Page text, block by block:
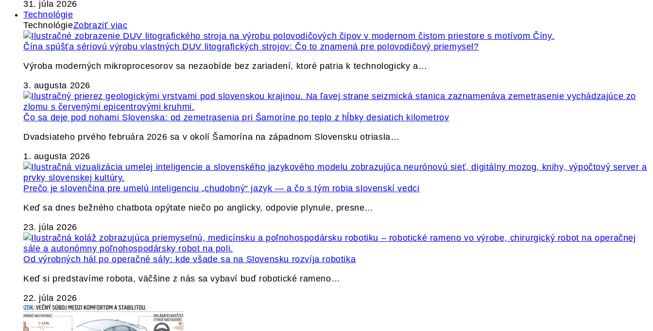
31. júla 2026
Technológie
TechnológieZobraziť viac
Čína spúšťa sériovú výrobu vlastných DUV litografických strojov: Čo to znamená pre polovodičový priemysel?
Výroba moderných mikroprocesorov sa nezaobíde bez zariadení, ktoré patria k technologicky a…
3. augusta 2026
Čo sa deje pod nohami Slovenska: od zemetrasenia pri Šamoríne po teplo z hĺbky desiatich kilometrov
Dvadsiateho prvého februára 2026 sa v okolí Šamorína na západnom Slovensku otriasla…
1. augusta 2026
Prečo je slovenčina pre umelú inteligenciu „chudobný“ jazyk — a čo s tým robia slovenskí vedci
Keď sa dnes bežného chatbota opýtate niečo po anglicky, odpovie plynule, presne…
23. júla 2026
Od výrobných hál po operačné sály: kde všade sa na Slovensku rozvíja robotika
Keď si predstavíme robota, väčšine z nás sa vybaví buď robotické rameno…
22. júla 2026